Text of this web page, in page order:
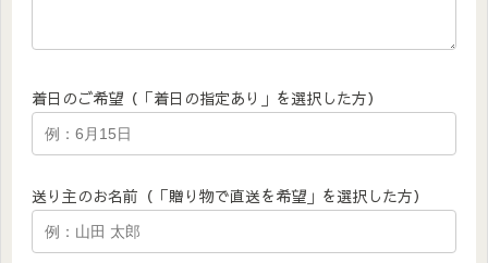
着日のご希望（「着日の指定あり」を選択した方）
送り主のお名前（「贈り物で直送を希望」を選択した方）